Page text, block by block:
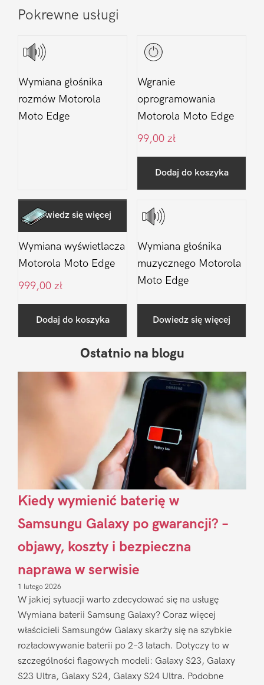
Pokrewne usługi
Wymiana głośnika
rozmów Motorola
Moto Edge
Dowiedz się więcej
Wgranie
oprogramowania
Motorola Moto Edge
99,00 zł
Dodaj do koszyka
Wymiana wyświetlacza
Motorola Moto Edge
999,00 zł
Dodaj do koszyka
Wymiana głośnika
muzycznego Motorola
Moto Edge
Dowiedz się więcej
Sidebar
Ostatnio na blogu
Kiedy wymienić baterię w
Samsungu Galaxy po gwarancji? –
objawy, koszty i bezpieczna
naprawa w serwisie
1 lutego 2026
W jakiej sytuacji warto zdecydować się na usługę
Wymiana baterii Samsung Galaxy? Coraz więcej
właścicieli Samsungów Galaxy skarży się na szybkie
rozładowywanie baterii po 2–3 latach. Dotyczy to w
szczególności flagowych modeli: Galaxy S23, Galaxy
S23 Ultra, Galaxy S24, Galaxy S24 Ultra. Podobne